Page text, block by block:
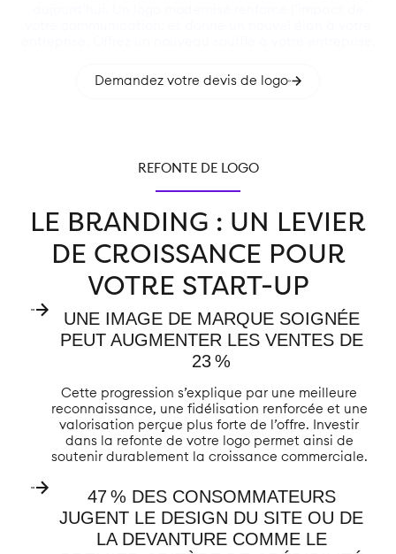
Demandez votre devis de logo
REFONTE DE LOGO
LE BRANDING : UN LEVIER
DE CROISSANCE POUR
VOTRE START-UP
UNE IMAGE DE MARQUE SOIGNÉE
PEUT AUGMENTER LES VENTES DE
23 %
Cette progression s’explique par une meilleure
reconnaissance, une fidélisation renforcée et une
valorisation perçue plus forte de l’offre. Investir
dans la refonte de votre logo permet ainsi de
soutenir durablement la croissance commerciale.
47 % DES CONSOMMATEURS
JUGENT LE DESIGN DU SITE OU DE
LA DEVANTURE COMME LE